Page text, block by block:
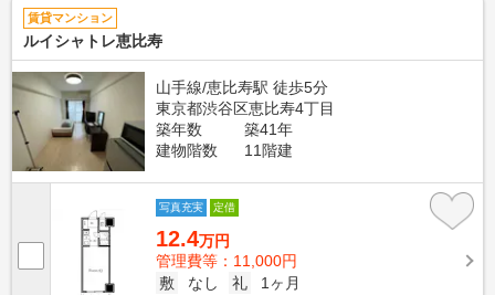
賃貸マンション
ルイシャトレ恵比寿
山手線/恵比寿駅 徒歩5分
東京都渋谷区恵比寿4丁目
築年数
築41年
建物階数
11階建
写真充実 定借
12.4万円
管理費等：11,000円
敷
なし 礼
1ヶ月